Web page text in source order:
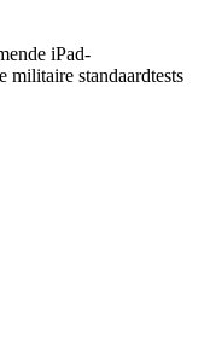
iPad-
militaire standaardtests